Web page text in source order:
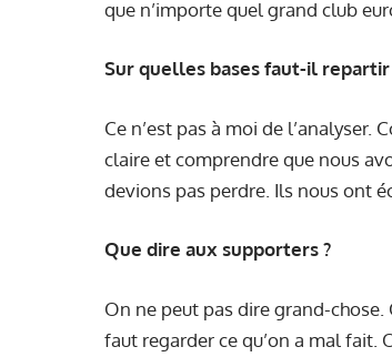
que n’importe quel grand club
Sur quelles bases faut-il repartir
Ce n’est pas à moi de
claire et comprendre que nous
devions pas perdre. Ils nous ont
Que dire aux supporters ?
On ne peut pas dire grand-
faut regarder ce qu’on a mal fait.